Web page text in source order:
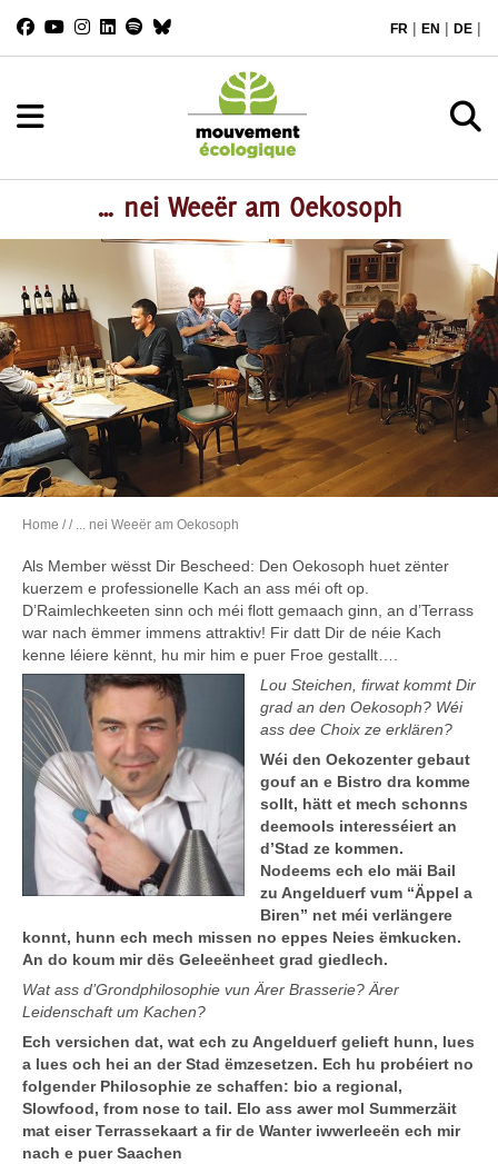
FR | EN | DE |
… nei Weeër am Oekosoph
Home // ... nei Weeër am Oekosoph
Als Member wësst Dir Bescheed: Den Oekosoph huet zënter
kuerzem e professionelle Kach an ass méi oft op.
D’Raimlechkeeten sinn och méi flott gemaach ginn, an d’Terrass
war nach ëmmer immens attraktiv! Fir datt Dir de néie Kach
kenne léiere kënnt, hu mir him e puer Froe gestallt….
Lou Steichen, firwat kommt Dir
grad an den Oekosoph? Wéi
ass dee Choix ze erklären?
Wéi den Oekozenter gebaut
gouf an e Bistro dra komme
sollt, hätt et mech schonns
deemools interesséiert an
d’Stad ze kommen.
Nodeems ech elo mäi Bail
zu Angelduerf vum “Äppel a
Biren” net méi verlängere
konnt, hunn ech mech missen no eppes Neies ëmkucken.
An do koum mir dës Geleeënheet grad giedlech.
Wat ass d’Grondphilosophie vun Ärer Brasserie? Ärer
Leidenschaft um Kachen?
Ech versichen dat, wat ech zu Angelduerf gelieft hunn, lues
a lues och hei an der Stad ëmzesetzen. Ech hu probéiert no
folgender Philosophie ze schaffen: bio a regional,
Slowfood, from nose to tail. Elo ass awer mol Summerzäit
mat eiser Terrassekaart a fir de Wanter iwwerleeën ech mir
nach e puer Saachen